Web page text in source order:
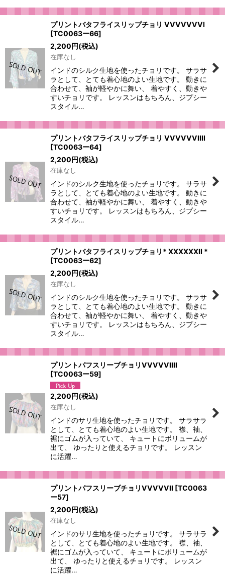
プリントバタフライスリップチョリ VVVVVVVI
[TC0063ー66]
2,200円(税込)
在庫なし
インドのシルク生地を使ったチョリです。 サラサ
ラとして、とても着心地のよい生地です。 動きに
合わせて、袖が軽やかに舞い、 着やすく、動きや
すいチョリです。 レッスンはもちろん、ジプシー
スタイル…
プリントバタフライスリップチョリ VVVVVVIIII
[TC0063ー64]
2,200円(税込)
在庫なし
インドのシルク生地を使ったチョリです。 サラサ
ラとして、とても着心地のよい生地です。 動きに
合わせて、袖が軽やかに舞い、 着やすく、動きや
すいチョリです。 レッスンはもちろん、ジプシー
スタイル…
プリントバタフライスリップチョリ* XXXXXXII *
[TC0063ー62]
2,200円(税込)
在庫なし
インドのシルク生地を使ったチョリです。 サラサ
ラとして、とても着心地のよい生地です。 動きに
合わせて、袖が軽やかに舞い、 着やすく、動きや
すいチョリです。 レッスンはもちろん、ジプシー
スタイル…
プリントパフスリーブチョリVVVVVIIII
[TC0063ー59]
2,200円(税込)
在庫なし
インドのサリ生地を使ったチョリです。 サラサラ
として、とても着心地のよい生地です。 襟、袖、
裾にゴムが入っていて、 キュートにボリュームが
出て、 ゆったりと使えるチョリです。 レッスン
に活躍…
プリントパフスリーブチョリVVVVVII [TC0063
ー57]
2,200円(税込)
在庫なし
インドのサリ生地を使ったチョリです。 サラサラ
として、とても着心地のよい生地です。 襟、袖、
裾にゴムが入っていて、 キュートにボリュームが
出て、 ゆったりと使えるチョリです。 レッスン
に活躍…